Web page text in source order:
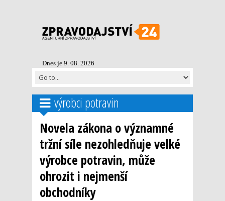
Dnes je 9. 08. 2026
výrobci potravin
Novela zákona o významné
tržní síle nezohledňuje velké
výrobce potravin, může
ohrozit i nejmenší
obchodníky